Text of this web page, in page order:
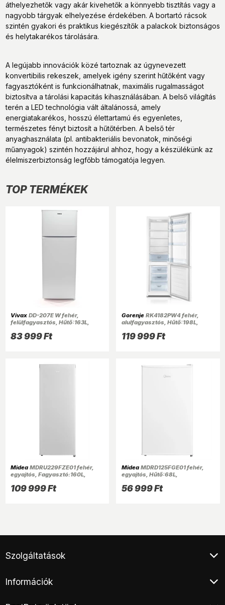
áthelyezhetők vagy akár kivehetők a könnyebb tisztítás vagy a
nagyobb tárgyak elhelyezése érdekében. A bortartó rácsok
szintén gyakori és praktikus kiegészítők a palackok biztonságos
és helytakarékos tárolására.
A legújabb innovációk közé tartoznak az úgynevezett
konvertibilis rekeszek, amelyek igény szerint hűtőként vagy
fagyasztóként is funkcionálhatnak, maximális rugalmasságot
biztosítva a tárolási kapacitás kihasználásában. A belső világítás
terén a LED technológia vált általánossá, amely
energiatakarékos, hosszú élettartamú és egyenletes,
természetes fényt biztosít a hűtőtérben. A belső tér
anyaghasználata (pl. antibakteriális bevonatok, minőségi
műanyagok) szintén hozzájárul ahhoz, hogy a készülékünk az
élelmiszerbiztonság legfőbb támogatója legyen.
TOP TERMÉKEK
Vivax DD-207E W fehér,
felülfagyasztós, Hűtő:163L,
83 999 Ft
Gorenje RK4182PW4 fehér,
alulfagyasztós, Hűtő:198L,
119 999 Ft
Midea MDRU229FZE01 fehér,
egyajtós, Fagyasztó:160L,
109 999 Ft
Midea MDRD125FGE01 fehér,
egyajtós, Hűtő:68L,
56 999 Ft
Szolgáltatások
Végleges adattörlés
E-hulladék átvétel
Információk